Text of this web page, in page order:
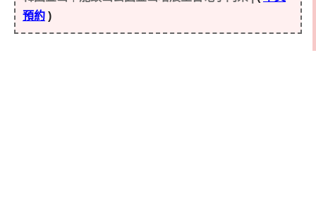
預約 )